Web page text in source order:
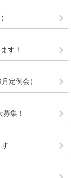
す！
定例会）
集！